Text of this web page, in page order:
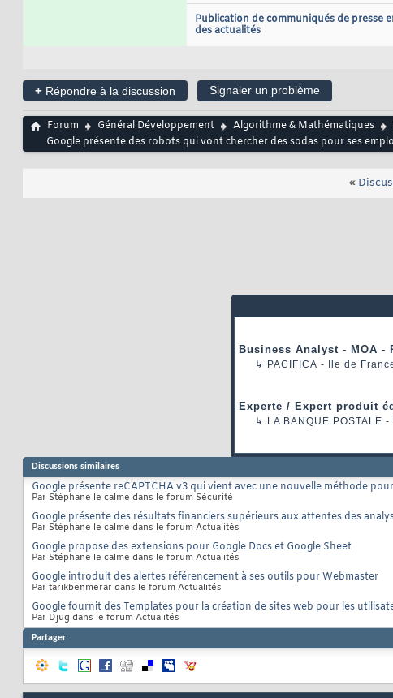
Publication de communiqués de presse
des actualités
+ Répondre à la discussion Signaler un problème
Forum Général Développement Algorithme & Mathématiques
Google présente des robots qui vont chercher des sodas pour ses
«
Business Analyst - MOA -
↳ PACIFICA - Ile de
Experte / Expert produit
↳ LA BANQUE POSTALE -
Discussions similaires
Google présente reCAPTCHA v3 qui vient avec une nouvelle méthode
Par Stéphane le calme dans le forum Sécurité
Google présente des résultats financiers supérieurs aux attentes des
Par Stéphane le calme dans le forum Actualités
Google propose des extensions pour Google Docs et Google Sheet
Par Stéphane le calme dans le forum Actualités
Google introduit des alertes référencement à ses outils pour Webmaster
Par tarikbenmerar dans le forum Actualités
Google fournit des Templates pour la création de sites web pour les
Par Djug dans le forum Actualités
Partager